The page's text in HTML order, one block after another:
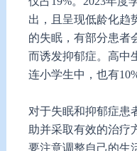
出，且呈现低龄化趋
的失眠，有部分患者
而诱发抑郁症。高中
连小学生中，也有
对于失眠和抑郁症患
助并采取有效的治疗
要注意调整自己的生